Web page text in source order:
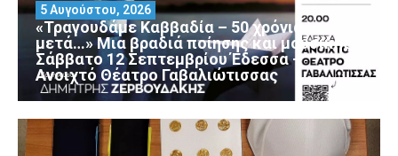
«Τραγουδάμε Καββαδία – 50 χρόνια
μετά…» Μια βραδιά ποίησης και μουσικής
Σάββατο 12 Σεπτεμβρίου Έδεσσα –
Ανοιχτό Θέατρο Γαβαλιώτισσας
5 Αυγούστου, 2026